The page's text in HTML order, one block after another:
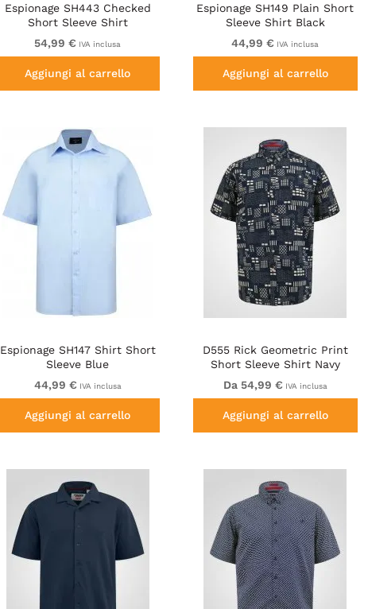
Espionage SH443 Checked
Short Sleeve Shirt
Navy/Coral/White
54,99 € IVA inclusa
Aggiungi al carrello
Espionage SH149 Plain Short
Sleeve Shirt Black
44,99 € IVA inclusa
Aggiungi al carrello
Espionage SH147 Shirt Short
Sleeve Blue
44,99 € IVA inclusa
Aggiungi al carrello
D555 Rick Geometric Print
Short Sleeve Shirt Navy
Da 54,99 € IVA inclusa
Aggiungi al carrello